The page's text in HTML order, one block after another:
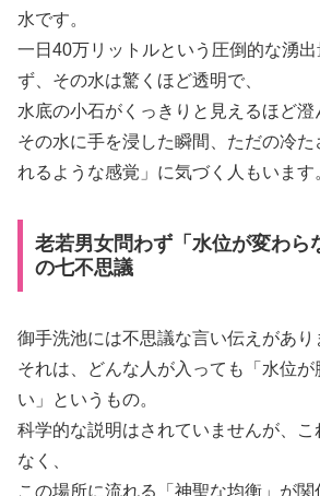
水です。
一日40万リットルという圧倒的な湧
ず、その水は驚くほど透明で、
水底の小石がくっきりと見えるほど澄
その水に手を浸した瞬間、ただの冷た
れるような感覚」に気づく人もいます
老若男女問わず「水位が変わら
の七不思議
御手洗池には不思議な言い伝えがあり
それは、どんな人が入っても「水位
い」というもの。
科学的な説明はされていませんが、
なく、
この場所に流れる「神聖な均衡」が